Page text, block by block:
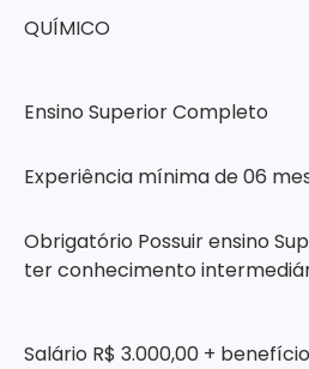
QUÍMICO
Ensino Superior Completo
Experiência mínima de 06
Obrigatório Possuir ensino
ter conhecimento
Salário R$ 3.000,00 +